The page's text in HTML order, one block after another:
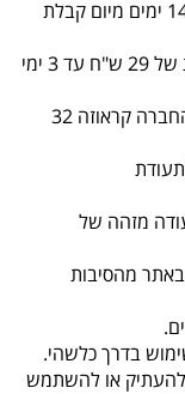
החלפת שק המזון תעשה על ידי שליח בעלות של 29 ש"ח עד 3 ימי
או בהגעה עצמית של הלקוח לכתובת מחסן החברה קראוזה 32
מזהה של
מהסיבות
בדרך כלשהי.
להעתיק או להשתמש